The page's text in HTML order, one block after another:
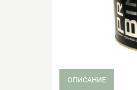
ОПИСАНИЕ